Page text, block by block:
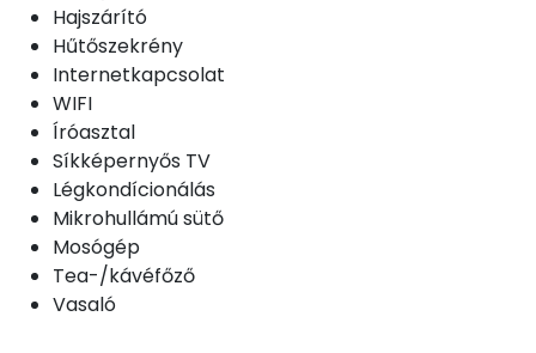
Hajszárító
Hűtőszekrény
Internetkapcsolat
WIFI
Íróasztal
Síkképernyős TV
Légkondícionálás
Mikrohullámú sütő
Mosógép
Tea-/kávéfőző
Vasaló